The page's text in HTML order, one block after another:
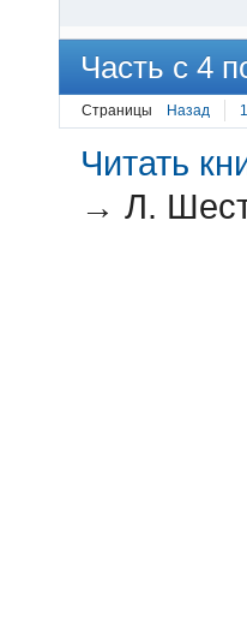
Часть с 4
Страницы Назад 1
Читать
→Л.